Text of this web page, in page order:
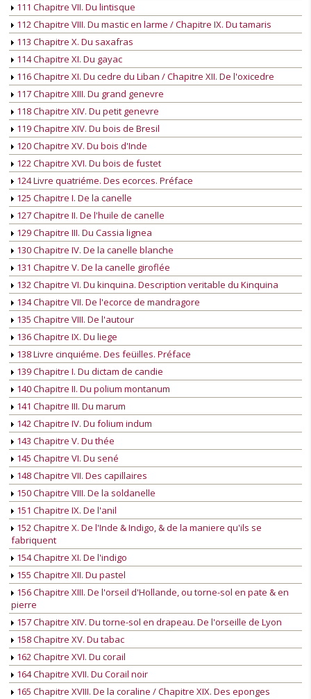
111 Chapitre VII. Du lintisque
112 Chapitre VIII. Du mastic en larme / Chapitre IX. Du tamaris
113 Chapitre X. Du saxafras
114 Chapitre XI. Du gayac
116 Chapitre XI. Du cedre du Liban / Chapitre XII. De l'oxicedre
117 Chapitre XIII. Du grand genevre
118 Chapitre XIV. Du petit genevre
119 Chapitre XIV. Du bois de Bresil
120 Chapitre XV. Du bois d'Inde
122 Chapitre XVI. Du bois de fustet
124 Livre quatriéme. Des ecorces. Préface
125 Chapitre I. De la canelle
127 Chapitre II. De l'huile de canelle
129 Chapitre III. Du Cassia lignea
130 Chapitre IV. De la canelle blanche
131 Chapitre V. De la canelle giroflée
132 Chapitre VI. Du kinquina. Description veritable du Kinquina
134 Chapitre VII. De l'ecorce de mandragore
135 Chapitre VIII. De l'autour
136 Chapitre IX. Du liege
138 Livre cinquiéme. Des feüilles. Préface
139 Chapitre I. Du dictam de candie
140 Chapitre II. Du polium montanum
141 Chapitre III. Du marum
142 Chapitre IV. Du folium indum
143 Chapitre V. Du thée
145 Chapitre VI. Du sené
148 Chapitre VII. Des capillaires
150 Chapitre VIII. De la soldanelle
151 Chapitre IX. De l'anil
152 Chapitre X. De l'Inde & Indigo, & de la maniere qu'ils se
fabriquent
154 Chapitre XI. De l'indigo
155 Chapitre XII. Du pastel
156 Chapitre XIII. De l'orseil d'Hollande, ou torne-sol en pate & en
pierre
157 Chapitre XIV. Du torne-sol en drapeau. De l'orseille de Lyon
158 Chapitre XV. Du tabac
162 Chapitre XVI. Du corail
164 Chapitre XVII. Du Corail noir
165 Chapitre XVIII. De la coraline / Chapitre XIX. Des eponges